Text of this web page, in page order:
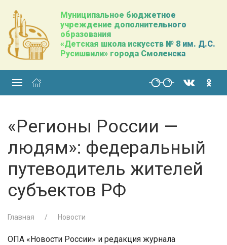
Муниципальное бюджетное
учреждение дополнительного
образования
«Детская школа искусств № 8 им. Д.С.
Русишвили» города Смоленска
«Регионы России —
людям»: федеральный
путеводитель жителей
субъектов РФ
Главная Новости
ОПА «Новости России» и редакция журнала